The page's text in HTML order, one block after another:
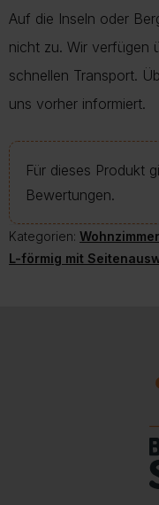
Auf die Inseln oder
nicht zu. Wir verfügen
schnellen Transport.
uns vorher informiert.
Für dieses Produkt
Bewertungen.
Kategorien: Wohnzimmer
L-förmig mit